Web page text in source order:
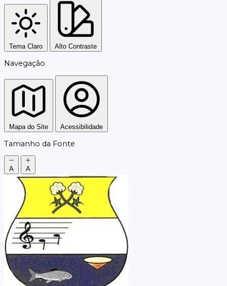
Tema Claro Alto Contraste
Navegação
Mapa do Site Acessibilidade
Tamanho da Fonte
A A